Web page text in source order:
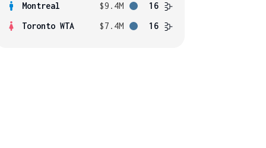
Montreal $9.4M
16
Toronto WTA
$7.4M 16